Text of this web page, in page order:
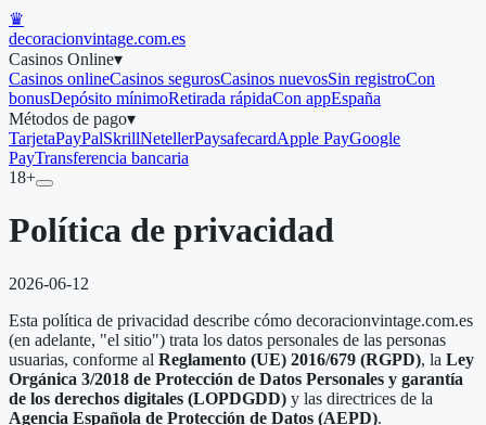
♛
decoracionvintage.com.es
Casinos Online▾
Casinos onlineCasinos segurosCasinos nuevosSin registroCon
bonusDepósito mínimoRetirada rápidaCon appEspaña
Métodos de pago▾
TarjetaPayPalSkrillNetellerPaysafecardApple PayGoogle
PayTransferencia bancaria
18+
Política de privacidad
2026-06-12
Esta política de privacidad describe cómo decoracionvintage.com.es
(en adelante, "el sitio") trata los datos personales de las personas
usuarias, conforme al Reglamento (UE) 2016/679 (RGPD), la Ley
Orgánica 3/2018 de Protección de Datos Personales y garantía
de los derechos digitales (LOPDGDD) y las directrices de la
Agencia Española de Protección de Datos (AEPD).